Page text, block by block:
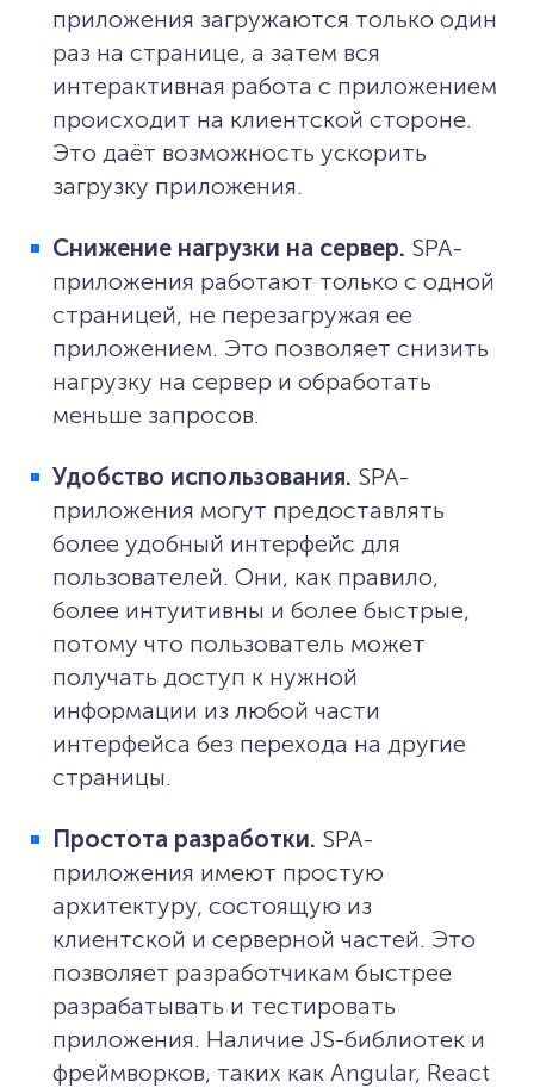
приложения загружаются только один
раз на странице, а затем вся
интерактивная работа с приложением
происходит на клиентской стороне.
Это даёт возможность ускорить
загрузку приложения.
Снижение нагрузки на сервер. SPA-
приложения работают только с одной
страницей, не перезагружая ее
приложением. Это позволяет снизить
нагрузку на сервер и обработать
меньше запросов.
Удобство использования. SPA-
приложения могут предоставлять
более удобный интерфейс для
пользователей. Они, как правило,
более интуитивны и более быстрые,
потому что пользователь может
получать доступ к нужной
информации из любой части
интерфейса без перехода на другие
страницы.
Простота разработки. SPA-
приложения имеют простую
архитектуру, состоящую из
клиентской и серверной частей. Это
позволяет разработчикам быстрее
разрабатывать и тестировать
приложения. Наличие JS-библиотек и
фреймворков, таких как Angular, React